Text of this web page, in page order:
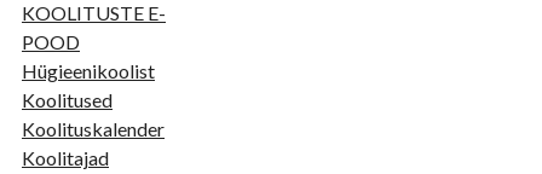
KOOLITUSTE E-
POOD
Hügieenikoolist
Koolitused
Koolituskalender
Koolitajad